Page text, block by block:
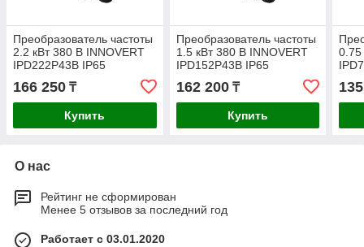
Преобразователь частоты
2.2 кВт 380 В INNOVERT
IPD222P43B IP65
166 250 ₸
Купить
Преобразователь частоты
1.5 кВт 380 В INNOVERT
IPD152P43B IP65
162 200₸
Купить
0.75
О нас
Рейтинг не сформирован
Менее 5 отзывов за последний год
Работает с 03.01.2020